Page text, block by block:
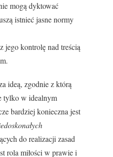
mogą dyktować
istnieć jasne normy
jego kontrolę nad treścią
ideą, zgodnie z którą
tylko w idealnym
bardziej konieczna jest
do realizacji zasad
rola miłości w prawie i